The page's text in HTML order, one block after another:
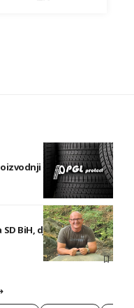
i vulkanizeri
BiH, djelovat će kao